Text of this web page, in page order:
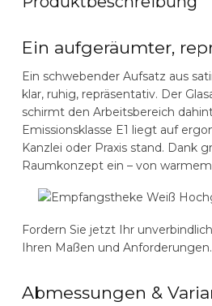
Ein aufgeräumter,
Ein schwebender Aufsatz aus
klar, ruhig, repräsentativ. Der
schirmt den Arbeitsbereich
Emissionsklasse E1 liegt auf
Kanzlei oder Praxis stand. Dank
Raumkonzept ein – von
Fordern Sie jetzt Ihr
Ihren Maßen und Anforderungen.
Abmessungen &